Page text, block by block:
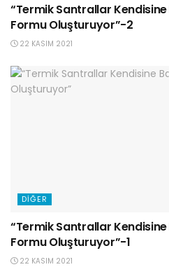
“Termik Santrallar Kendisine
Formu Oluşturuyor”-2
22 KASIM 2021
DIĞER
“Termik Santrallar Kendisine
Formu Oluşturuyor”-1
22 KASIM 2021